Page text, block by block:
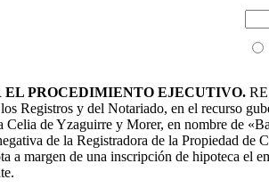
EL PROCEDIMIENTO EJECUTIVO.
Registros y del Notariado, en el recurso
Celia de Yzaguirre y Morer, en nombre de
de la Registradora de la Propiedad de
a margen de una inscripción de hipoteca el